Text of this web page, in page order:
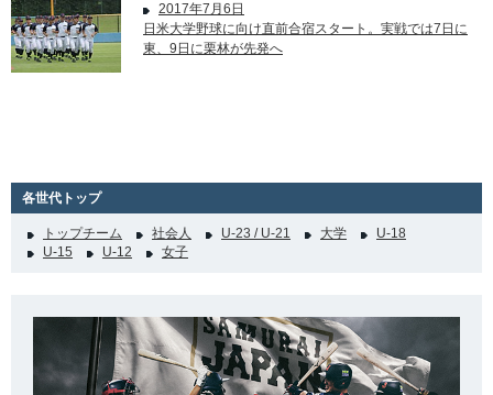
2017年7月6日
日米大学野球に向け直前合宿スタート。実戦では7日に
東、9日に栗林が先発へ
各世代トップ
トップチーム 社会人 U-23 / U-21 大学
U-18
U-15
U-12 女子